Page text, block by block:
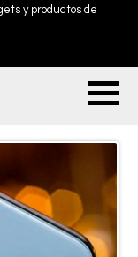
y productos de